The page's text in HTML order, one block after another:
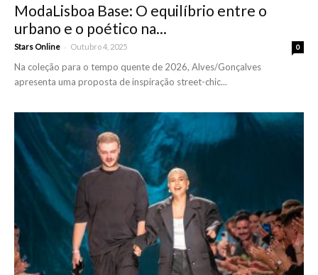
ModaLisboa Base: O equilíbrio entre o
urbano e o poético na...
Stars Online - Outubro 4, 2025 0
Na coleção para o tempo quente de 2026, Alves/Gonçalves
apresenta uma proposta de inspiração street-chic...